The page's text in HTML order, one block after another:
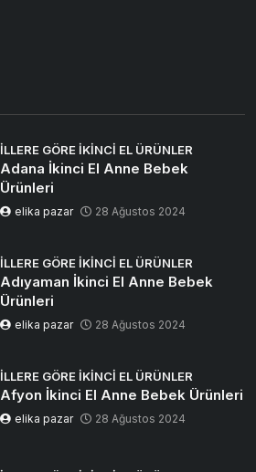
İLLERE GÖRE İKINCI EL ÜRÜNLER
Adana İkinci El Anne Bebek
Ürünleri
elika pazar 28 Ağustos 2024
İLLERE GÖRE İKINCI EL ÜRÜNLER
Adıyaman İkinci El Anne Bebek
Ürünleri
elika pazar 28 Ağustos 2024
İLLERE GÖRE İKINCI EL ÜRÜNLER
Afyon İkinci El Anne Bebek Ürünleri
elika pazar 28 Ağustos 2024